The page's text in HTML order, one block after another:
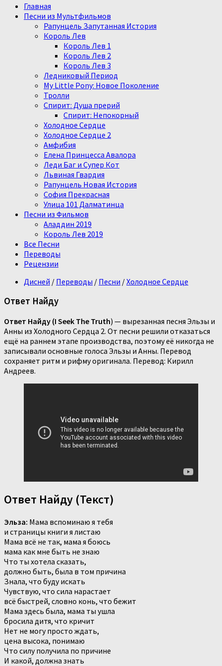
Главная
Песни из Мультфильмов
Рапунцель Запутанная История
Король Лев
Король Лев 1
Король Лев 2
Король Лев 3
Ледниковый Период
My Little Pony: Новое Поколение
Тролли
Спирит: Душа прерий
Спирит: Непокорный
Холодное Сердце
Холодное Сердце 2
Амфибия
Елена Принцесса Авалора
Леди Баг и Супер Кот
Львиная Гвардия
Рапунцель Новая История
София Прекрасная
Улица 101 Далматинца
Песни из Фильмов
Аладдин 2019
Король Лев 2019
Все Песни
Переводы
Рецензии
Дисней / Переводы / Песни /Холодное Сердце
Ответ Найду
Ответ Найду (I Seek The Truth) — вырезанная песня Эльзы и
Анны из Холодного Сердца 2. От песни решили отказаться
ещё на раннем этапе производства, поэтому её никогда не
записывали основные голоса Эльзы и Анны. Перевод
сохраняет ритм и рифму оригинала. Перевод: Кирилл
Андреев.
Ответ Найду (Текст)
Эльза: Мама вспоминаю я тебя
и страницы книги я листаю
Мама всё не так, мама я боюсь
мама как мне быть не знаю
Что ты хотела сказать,
должно быть, была в том причина
Знала, что буду искать
Чувствую, что сила нарастает
всё быстрей, словно конь, что бежит
Мама здесь была, мама ты ушла
бросила дитя, что кричит
Нет не могу просто ждать,
цена высока, понимаю
Что силу получила по причине
И какой, должна знать